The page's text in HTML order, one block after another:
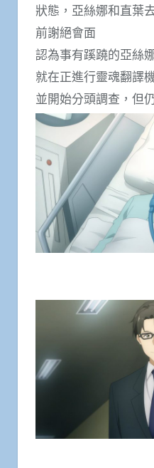
狀態，亞絲娜和直葉
前謝絕會面
認為事有蹊蹺的亞絲
就在正進行靈魂翻譯
並開始分頭調查，但